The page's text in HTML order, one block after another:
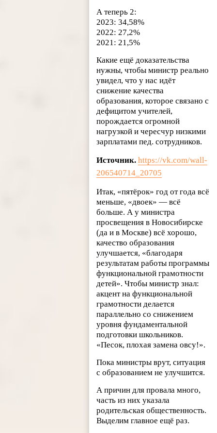
А теперь 2:
2023: 34,58%
2022: 27,2%
2021: 21,5%
Какие ещё доказательства
нужны, чтобы министр реально
увидел, что у нас идёт
снижение качества
образования, которое связано с
дефицитом учителей,
порождается огромной
нагрузкой и чересчур низкими
зарплатами пед. сотрудников.
Источник.https://vk.com/wall-
206540714_20705
Итак, «пятёрок» год от года всё
меньше, «двоек» — всё
больше. А у министра
просвещения в Новосибирске
(да и в Москве) всё хорошо,
качество образования
улучшается, «благодаря
результатам работы программы
функциональной грамотности
детей». Чтобы министр знал:
акцент на функциональной
грамотности делается
параллельно со снижением
уровня фундаментальной
подготовки школьников.
«Песок, плохая замена овсу!».
Пока министры врут, ситуация
с образованием не улучшится.
А причин для провала много,
часть из них указала
родительская общественность.
Выделим главное ещё раз.